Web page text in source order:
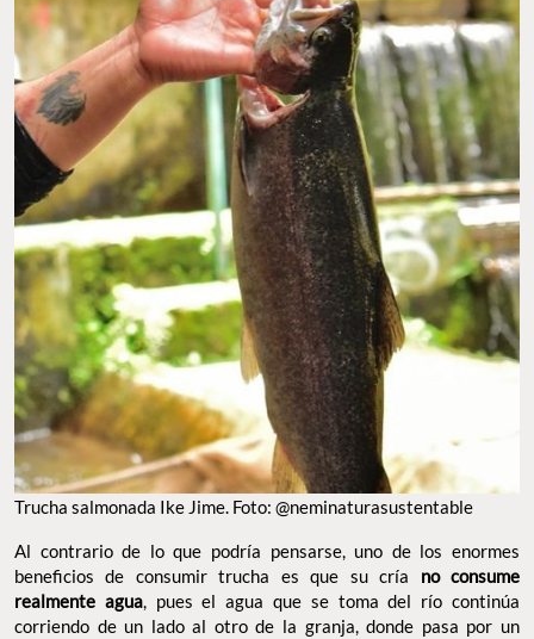
Trucha salmonada Ike Jime. Foto: @neminaturasustentable
Al contrario de lo que podría pensarse, uno de los enormes
beneficios de consumir trucha es que su cría no consume
realmente agua, pues el agua que se toma del río continúa
corriendo de un lado al otro de la granja, donde pasa por un